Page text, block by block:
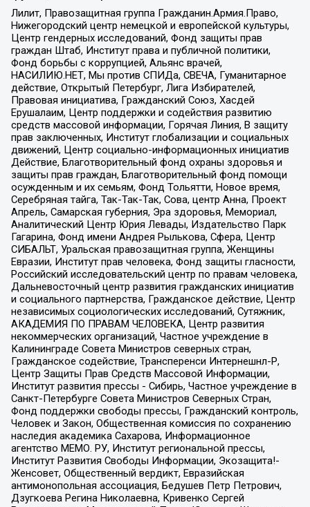
Лилит, Правозащитная группа Гражданин.Армия.Право,
Нижегородский центр немецкой и европейской культуры,
Центр гендерных исследований, Фонд защиты прав
граждан Штаб, Институт права и публичной политики,
Фонд борьбы с коррупцией, Альянс врачей,
НАСИЛИЮ.НЕТ, Мы против СПИДа, СВЕЧА, Гуманитарное
действие, Открытый Петербург, Лига Избирателей,
Правовая инициатива, Гражданский Союз, Хасдей
Ерушалаим, Центр поддержки и содействия развитию
средств массовой информации, Горячая Линия, В защиту
прав заключенных, Институт глобализации и социальных
движений, Центр социально-информационных инициатив
Действие, Благотворительный фонд охраны здоровья и
защиты прав граждан, Благотворительный фонд помощи
осужденным и их семьям, Фонд Тольятти, Новое время,
Серебряная тайга, Так-Так-Так, Сова, центр Анна, Проект
Апрель, Самарская губерния, Эра здоровья, Мемориал,
Аналитический Центр Юрия Левады, Издательство Парк
Гагарина, Фонд имени Андрея Рылькова, Сфера, Центр
СИБАЛЬТ, Уральская правозащитная группа, Женщины
Евразии, Институт прав человека, Фонд защиты гласности,
Российский исследовательский центр по правам человека,
Дальневосточный центр развития гражданских инициатив
и социального партнерства, Гражданское действие, Центр
независимых социологических исследований, Сутяжник,
АКАДЕМИЯ ПО ПРАВАМ ЧЕЛОВЕКА, Центр развития
некоммерческих организаций, Частное учреждение в
Калининграде Совета Министров северных стран,
Гражданское содействие, Трансперенси Интернешнл-Р,
Центр Защиты Прав Средств Массовой Информации,
Институт развития прессы - Сибирь, Частное учреждение в
Санкт-Петербурге Совета Министров Северных Стран,
Фонд поддержки свободы прессы, Гражданский контроль,
Человек и Закон, Общественная комиссия по сохранению
наследия академика Сахарова, Информационное
агентство МЕМО. РУ, Институт региональной прессы,
Институт Развития Свободы Информации, Экозащита!-
Женсовет, Общественный вердикт, Евразийская
антимонопольная ассоциация, Бедушев Петр Петрович,
Дзугкоева Регина Николаевна, Кривенко Сергей